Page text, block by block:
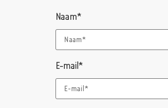
Naam*
E-mail*